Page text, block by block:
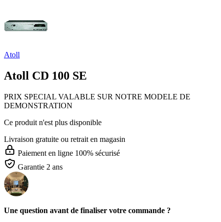
Atoll
Atoll CD 100 SE
PRIX SPECIAL VALABLE SUR NOTRE MODELE DE
DEMONSTRATION
Ce produit n'est plus disponible
Livraison gratuite ou retrait en magasin
Paiement en ligne 100% sécurisé
Garantie 2 ans
Une question avant de finaliser votre commande ?